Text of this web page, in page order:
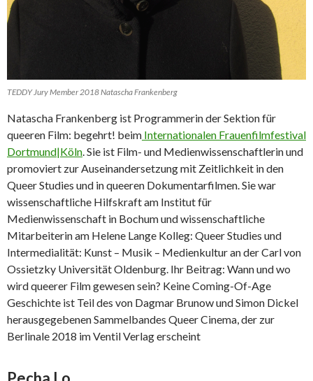
TEDDY Jury Member 2018 Natascha Frankenberg
Natascha Frankenberg ist Programmerin der Sektion für
queeren Film: begehrt! beim Internationalen Frauenfilmfestival
Dortmund|Köln. Sie ist Film- und Medienwissenschaftlerin und
promoviert zur Auseinandersetzung mit Zeitlichkeit in den
Queer Studies und in queeren Dokumentarfilmen. Sie war
wissenschaftliche Hilfskraft am Institut für
Medienwissenschaft in Bochum und wissenschaftliche
Mitarbeiterin am Helene Lange Kolleg: Queer Studies und
Intermedialität: Kunst – Musik – Medienkultur an der Carl von
Ossietzky Universität Oldenburg. Ihr Beitrag: Wann und wo
wird queerer Film gewesen sein? Keine Coming-Of-Age
Geschichte ist Teil des von Dagmar Brunow und Simon Dickel
herausgegebenen Sammelbandes Queer Cinema, der zur
Berlinale 2018 im Ventil Verlag erscheint